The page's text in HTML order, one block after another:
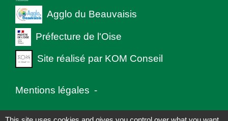
Agglo du Beauvaisis
Préfecture de l'Oise
Site réalisé par KOM Conseil
Mentions légales -
Politique de confidentialité - Accessibilité -